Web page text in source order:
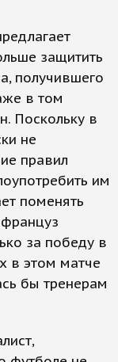
защитить
получившего
в том
Поскольку в
не
правил
им
поменять
за победу в
в этом матче
бы тренерам